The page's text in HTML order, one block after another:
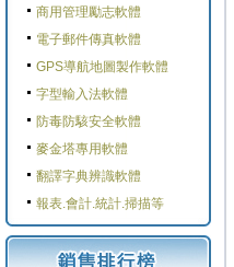
商用管理勵志軟體
電子郵件傳真軟體
GPS導航地圖製作軟體
字型輸入法軟體
防毒防駭安全軟體
麥金塔專用軟體
翻譯字典辨識軟體
報表.會計.統計.掃描等